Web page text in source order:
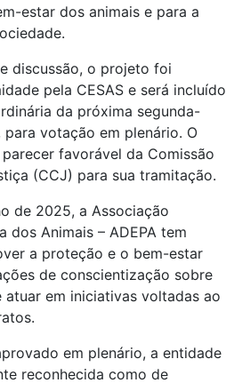
estar dos animais e para a
discussão, o projeto foi
pela CESAS e será incluído
da próxima segunda-
votação em plenário. O
favorável da Comissão
(CCJ) para sua tramitação.
de 2025, a Associação
dos Animais – ADEPA tem
a proteção e o bem-estar
de conscientização sobre
atuar em iniciativas voltadas ao
em plenário, a entidade
reconhecida como de